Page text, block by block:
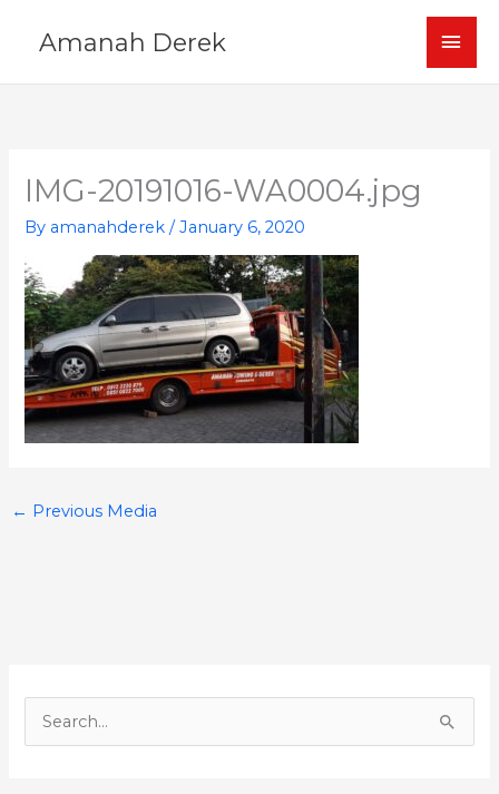
Amanah Derek
IMG-20191016-WA0004.jpg
By amanahderek/January 6, 2020
← Previous Media